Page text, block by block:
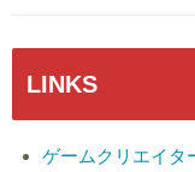
LINKS
ゲームクリエイタ